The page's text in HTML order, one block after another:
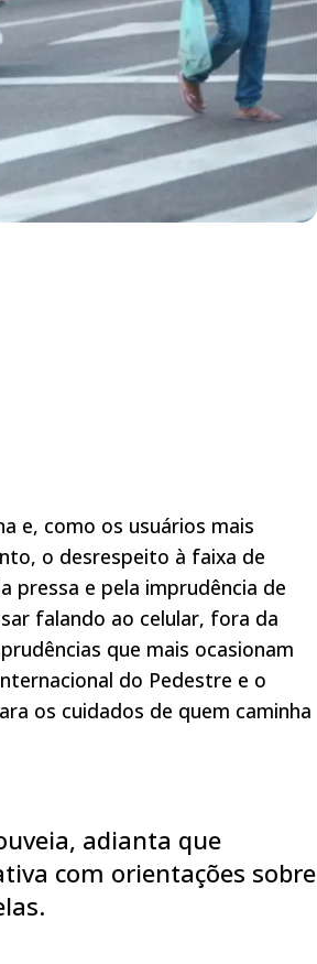
e, como os usuários mais
o desrespeito à faixa de
pressa e pela imprudência de
falando ao celular, fora da
que mais ocasionam
do Pedestre e o
os cuidados de quem caminha
adianta que
com orientações sobre